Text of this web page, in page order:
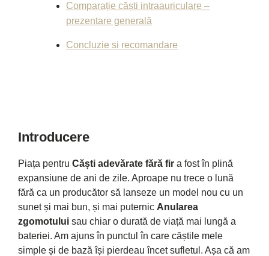
Comparație căști intraauriculare –
prezentare generală
Concluzie și recomandare
Introducere
Piața pentru Căști adevărate fără fir a fost în plină
expansiune de ani de zile. Aproape nu trece o lună
fără ca un producător să lanseze un model nou cu un
sunet și mai bun, și mai puternic Anularea
zgomotului sau chiar o durată de viață mai lungă a
bateriei. Am ajuns în punctul în care căștile mele
simple și de bază își pierdeau încet sufletul. Așa că am